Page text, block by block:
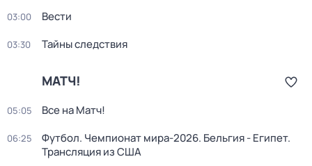
03:00 Вести
03:30 Тайны следствия
МАТЧ!
05:05 Все на Матч!
06:25
Футбол. Чемпионат мира-2026. Бельгия - Египет.
Трансляция из США